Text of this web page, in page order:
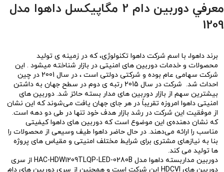
معرفي دوربین دام 2 مگاپیکسل داهوا مدل
1209
برند داهوا، با اسم شرکت داهوا تکنولوژی، که در زمینه ی تولید
محصولات و خدمات دوربین های امنیتی در بازار شناخته میشود . این
شرکت سهامی عام بوده و شرکتی دولتی است ، در سال 2001 در چین
احداث شد. شرکت در سال 2015 رتبه ی دوم در سطح جهان به داشتن
بیشترین سهم از بازار دوربین های مدار بسته حائز شد. دوربین های
امنیتی داهوا امروزه تقریباً در هر جای جهان یافت می‌شوند که این نشان
از موفقیت این شرکت در رشد بازار هدف خود تنها در طی دو دهه است.
که نشان دهنده‌ی این موضوع است که دوربین های داهوا کیفیتی
مناسب را ارائه می‌دهند. در حال حاضر داهوا طیف وسیعی از محصولات را
بنا به نیازهای مشتری برای شرایط مختلف امنیتی و مقیاس های پروژه
ها تولید می کند.
دوربین مداربسته داهوا مدل HAC-HDW1209TLQP-LED-0280B از سری
دوربین های HDCVI این شرکت است و همچنین از سری دوربین های دام